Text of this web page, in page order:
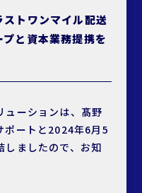
ストワンマイル配送
と資本業務提携を
ューションは、髙野
ポートと2024年6月5
しましたので、お知